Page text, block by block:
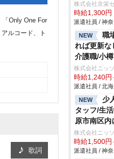
Only One For
ルコード、ト
歌詞
株式会社京栄
時給1,300円
派遣社員 / 神
NEW
職
れば更新な
介護職/小
株式会社ニッ
時給1,240円
派遣社員 / 北
NEW
少
タッフ/生
原市南区内
株式会社ニッ
時給1,500円
派遣社員 / 神